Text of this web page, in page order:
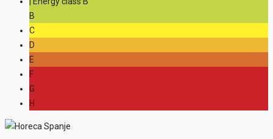
B
C
D
E
F
G
H